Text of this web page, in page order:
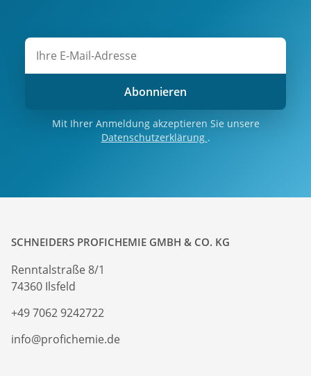
Abonnieren
Mit Ihrer Anmeldung akzeptieren Sie unsere
Datenschutzerklärung .
SCHNEIDERS PROFICHEMIE GMBH & CO. KG
Renntalstraße 8/1
74360 Ilsfeld
+49 7062 9242722
info@profichemie.de